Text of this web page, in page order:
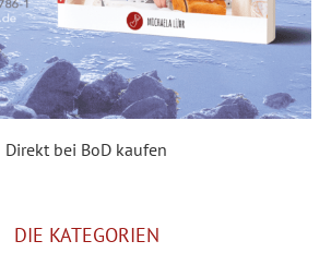
Direkt bei BoD kaufen
DIE KATEGORIEN